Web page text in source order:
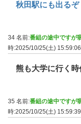
秋田駅にも出るぞ
34 名前:番組の途中ですが
時:2025/10/25(土)
熊も大学に行く
35 名前:番組の途中ですが
時:2025/10/25(土)